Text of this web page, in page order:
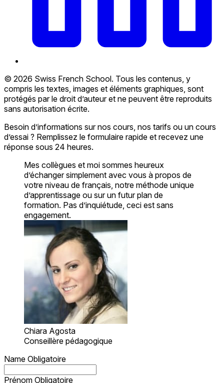
© 2026 Swiss French School. Tous les contenus, y
compris les textes, images et éléments graphiques, sont
protégés par le droit d’auteur et ne peuvent être reproduits
sans autorisation écrite.
Besoin d’informations sur nos cours, nos tarifs ou un cours
d’essai ? Remplissez le formulaire rapide et recevez une
réponse sous 24 heures.
Mes collègues et moi sommes heureux
d’échanger simplement avec vous à propos de
votre niveau de français, notre méthode unique
d’apprentissage ou sur un futur plan de
formation. Pas d’inquiétude, ceci est sans
engagement.
Chiara Agosta
Conseillère pédagogique
Name Obligatoire
Prénom Obligatoire